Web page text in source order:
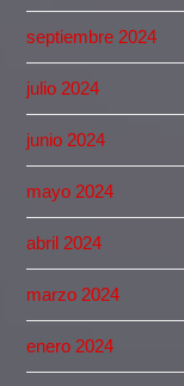
septiembre 2024
julio 2024
junio 2024
mayo 2024
abril 2024
marzo 2024
enero 2024